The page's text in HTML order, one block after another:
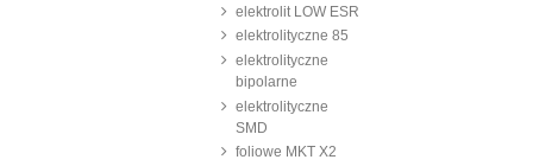
elektrolit LOW ESR
elektrolityczne 85
elektrolityczne
bipolarne
elektrolityczne
SMD
foliowe MKT X2